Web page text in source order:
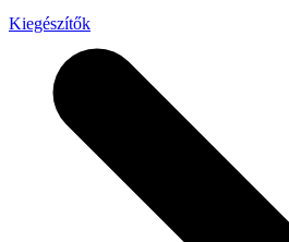
Kiegészítők